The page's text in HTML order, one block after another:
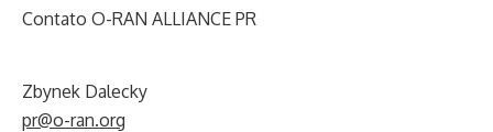
Contato O-RAN ALLIANCE PR
Zbynek Dalecky
pr@o-ran.org